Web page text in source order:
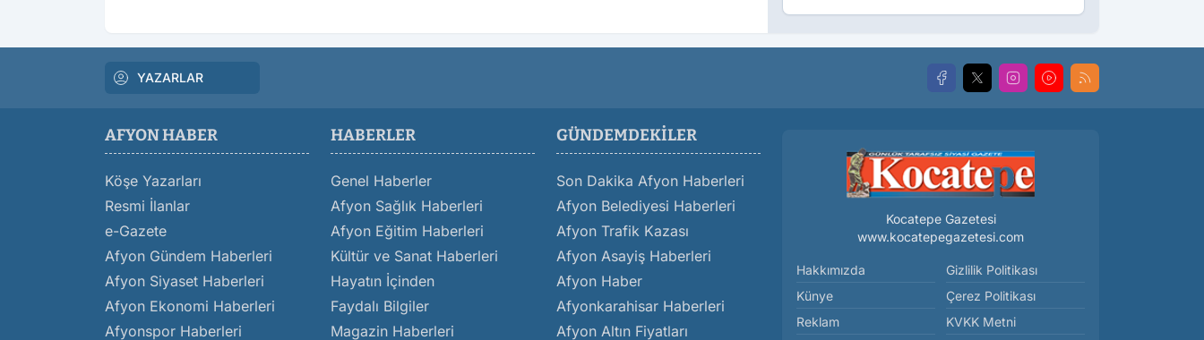
YAZARLAR
AFYON HABER
Köşe Yazarları
Resmi İlanlar
e-Gazete
Afyon Gündem Haberleri
Afyon Siyaset Haberleri
Afyon Ekonomi Haberleri
Afyonspor Haberleri
HABERLER
Genel Haberler
Afyon Sağlık Haberleri
Afyon Eğitim Haberleri
Kültür ve Sanat Haberleri
Hayatın İçinden
Faydalı Bilgiler
Magazin Haberleri
GÜNDEMDEKILER
Son Dakika Afyon Haberleri
Afyon Belediyesi Haberleri
Afyon Trafik Kazası
Afyon Asayiş Haberleri
Afyon Haber
Afyonkarahisar Haberleri
Afyon Altın Fiyatları
Kocatepe Gazetesi
www.kocatepegazetesi.com
Hakkımızda
Künye
Reklam
Gizlilik Politikası
Çerez Politikası
KVKK Metni